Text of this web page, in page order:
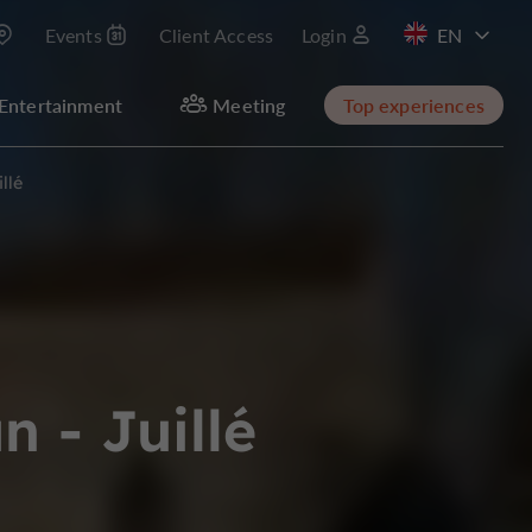
Events Client Access Login
FR
Meeting Top experiences
- Juillé